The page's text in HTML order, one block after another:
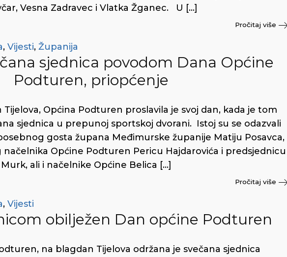
Vesna Zadravec i Vlatka Žganec. U […]
Pročitaj više
, Vijesti, Županija
sjednica povodom Dana Općine
Podturen, priopćenje
Općina Podturen proslavila je svoj dan, kada je tom
sjednica u prepunoj sportskoj dvorani. Istoj su se odazvali
gosta župana Međimurske županije Matiju Posavca,
Općine Podturen Pericu Hajdarovića i predsjednicu
ali i načelnike Općine Belica […]
Pročitaj više
, Vijesti
obilježen Dan općine Podturen
na blagdan Tijelova održana je svečana sjednica